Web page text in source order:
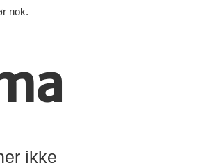
nok.
ikke